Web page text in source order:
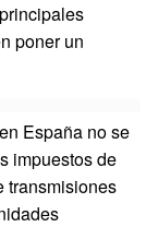
poner un
España no se
impuestos de
transmisiones